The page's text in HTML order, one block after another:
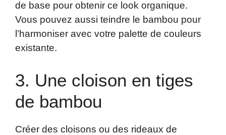
de base pour obtenir ce look organique.
Vous pouvez aussi teindre le bambou pour
l’harmoniser avec votre palette de couleurs
existante.
3. Une cloison en tiges
de bambou
Créer des cloisons ou des rideaux de